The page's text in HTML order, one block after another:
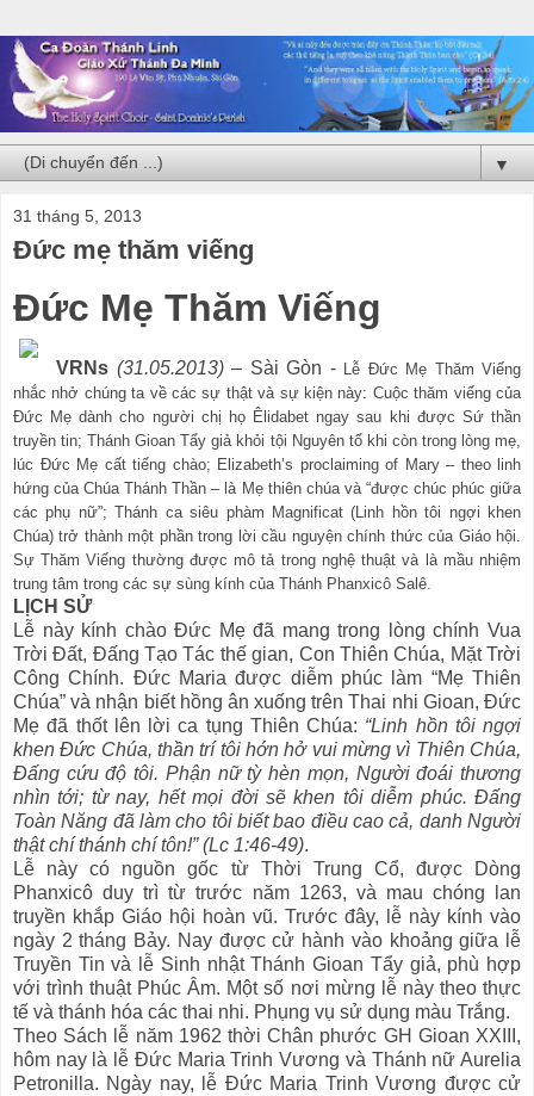
▼
31 tháng 5, 2013
Đức mẹ thăm viếng
Đức Mẹ Thăm Viếng
VRNs (31.05.2013)– Sài Gòn - Lễ Đức Mẹ Thăm Viếng
nhắc nhở chúng ta về các sự thật và sự kiện này: Cuộc thăm viếng của
Đức Mẹ dành cho người chị họ Êlidabet ngay sau khi được Sứ thần
truyền tin; Thánh Gioan Tẩy giả khỏi tội Nguyên tổ khi còn trong lòng mẹ,
lúc Đức Mẹ cất tiếng chào; Elizabeth’s proclaiming of Mary – theo linh
hứng của Chúa Thánh Thần – là Mẹ thiên chúa và “được chúc phúc giữa
các phụ nữ”; Thánh ca siêu phàm Magnificat (Linh hồn tôi ngợi khen
Chúa) trở thành một phần trong lời cầu nguyện chính thức của Giáo hội.
Sự Thăm Viếng thường được mô tả trong nghệ thuật và là mầu nhiệm
trung tâm trong các sự sùng kính của Thánh Phanxicô Salê.
LỊCH SỬ
Lễ này kính chào Đức Mẹ đã mang trong lòng chính Vua
Trời Đất, Đấng Tạo Tác thế gian, Con Thiên Chúa, Mặt Trời
Công Chính. Đức Maria được diễm phúc làm “Mẹ Thiên
Chúa” và nhận biết hồng ân xuống trên Thai nhi Gioan, Đức
Mẹ đã thốt lên lời ca tụng Thiên Chúa: “Linh hồn tôi ngợi
khen Đức Chúa, thần trí tôi hớn hở vui mừng vì Thiên Chúa,
Đấng cứu độ tôi. Phận nữ tỳ hèn mọn, Người đoái thương
nhìn tới; từ nay, hết mọi đời sẽ khen tôi diễm phúc. Đấng
Toàn Năng đã làm cho tôi biết bao điều cao cả, danh Người
thật chí thánh chí tôn!” (Lc 1:46-49).
Lễ này có nguồn gốc từ Thời Trung Cổ, được Dòng
Phanxicô duy trì từ trước năm 1263, và mau chóng lan
truyền khắp Giáo hội hoàn vũ. Trước đây, lễ này kính vào
ngày 2 tháng Bảy. Nay được cử hành vào khoảng giữa lễ
Truyền Tin và lễ Sinh nhật Thánh Gioan Tẩy giả, phù hợp
với trình thuật Phúc Âm. Một số nơi mừng lễ này theo thực
tế và thánh hóa các thai nhi. Phụng vụ sử dụng màu Trắng.
Theo Sách lễ năm 1962 thời Chân phước GH Gioan XXIII,
hôm nay là lễ Đức Maria Trinh Vương và Thánh nữ Aurelia
Petronilla. Ngày nay, lễ Đức Maria Trinh Vương được cử